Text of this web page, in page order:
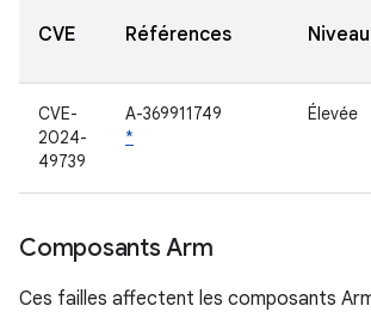
CVE Références Niveau
CVE-
2024-
49739
A-369911749
*
Élevée
Composants Arm
Ces failles affectent les composants